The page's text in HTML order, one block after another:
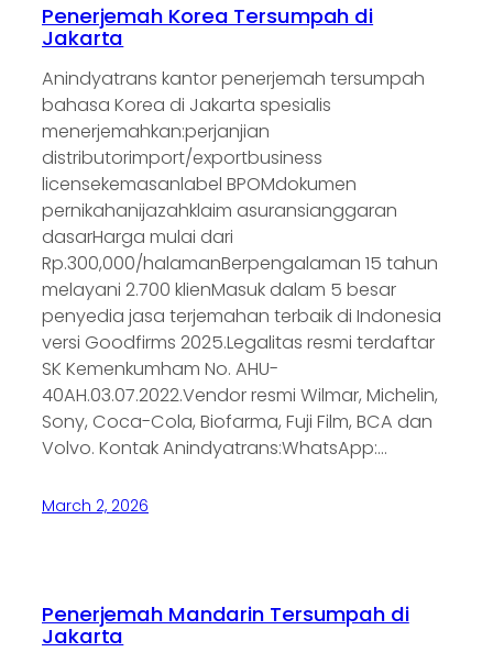
Penerjemah Korea Tersumpah di
Jakarta
Anindyatrans kantor penerjemah tersumpah
bahasa Korea di Jakarta spesialis
menerjemahkan:perjanjian
distributorimport/exportbusiness
licensekemasanlabel BPOMdokumen
pernikahanijazahklaim asuransianggaran
dasarHarga mulai dari
Rp.300,000/halamanBerpengalaman 15 tahun
melayani 2.700 klienMasuk dalam 5 besar
penyedia jasa terjemahan terbaik di Indonesia
versi Goodfirms 2025.Legalitas resmi terdaftar
SK Kemenkumham No. AHU-
40AH.03.07.2022.Vendor resmi Wilmar, Michelin,
Sony, Coca-Cola, Biofarma, Fuji Film, BCA dan
Volvo. Kontak Anindyatrans:WhatsApp:…
March 2, 2026
Penerjemah Mandarin Tersumpah di
Jakarta